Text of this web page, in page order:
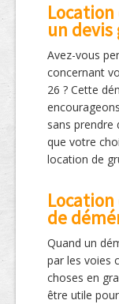
un
Avez-vous
concernant
26 ? Cette
sans prendre
que votre
location de
de
Quand un
par les voies
choses en
être utile